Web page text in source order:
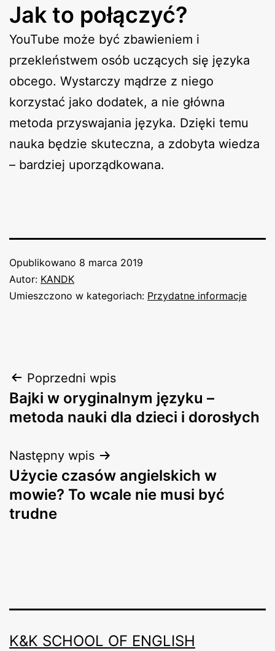
Jak to połączyć?
YouTube może być zbawieniem i
przekleństwem osób uczących się języka
obcego. Wystarczy mądrze z niego
korzystać jako dodatek, a nie główna
metoda przyswajania języka. Dzięki temu
nauka będzie skuteczna, a zdobyta wiedza
– bardziej uporządkowana.
Opublikowano 8 marca 2019
Autor: KANDK
Umieszczono w kategoriach: Przydatne informacje
Nawigacja
wpisu
Poprzedni wpis
Bajki w oryginalnym języku –
metoda nauki dla dzieci i dorosłych
Następny wpis
Użycie czasów angielskich w
mowie? To wcale nie musi być
trudne
K&K SCHOOL OF ENGLISH